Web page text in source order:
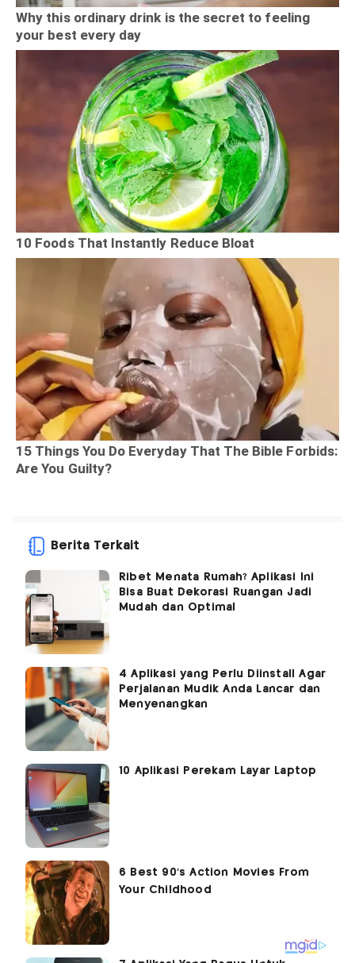
Berita Terkait
Ribet Menata Rumah? Aplikasi Ini
Bisa Buat Dekorasi Ruangan Jadi
Mudah dan Optimal
4 Aplikasi yang Perlu Diinstall Agar
Perjalanan Mudik Anda Lancar dan
Menyenangkan
10 Aplikasi Perekam Layar Laptop